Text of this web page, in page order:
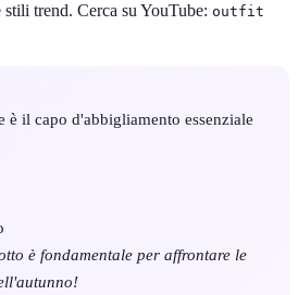
trend. Cerca su YouTube: outfit
è il capo d'abbigliamento essenziale
è fondamentale per affrontare le